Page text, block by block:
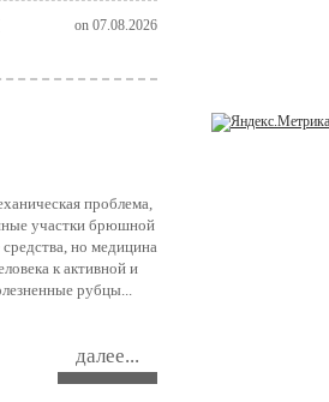
on 07.08.2026
проблема,
участки брюшной
но медицина
к активной и
рубцы...
далее...